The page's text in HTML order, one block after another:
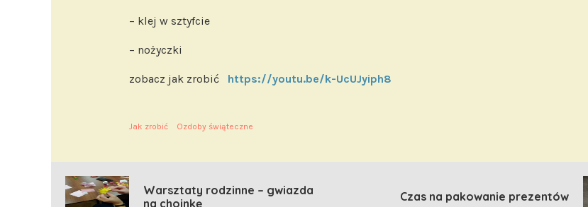
– klej w sztyfcie
– nożyczki
zobacz jak zrobić https://youtu.be/k-UcUJyiph8
Jak zrobić Ozdoby świąteczne
Warsztaty rodzinne – gwiazda
na choinkę
Czas na pakowanie prezentów